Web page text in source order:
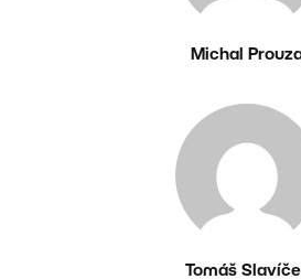
Michal
Tomáš